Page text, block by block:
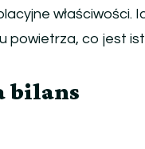
właściwości.
powietrza, co jest
bilans